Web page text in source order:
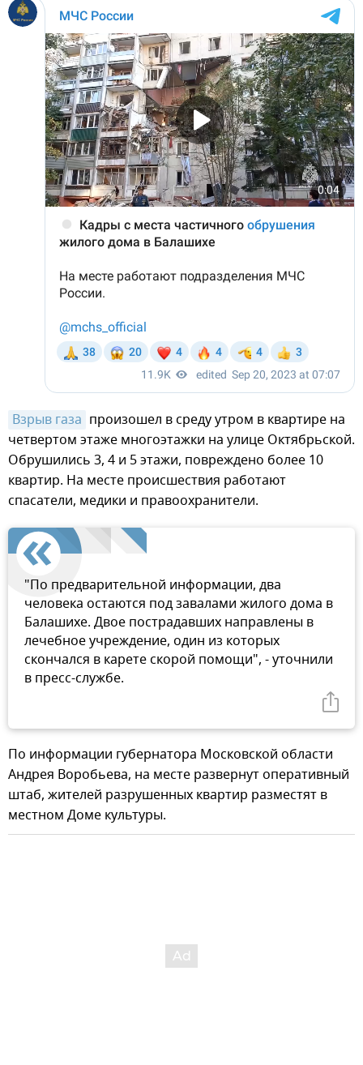
Взрыв газа произошел в среду утром в квартире на
четвертом этаже многоэтажки на улице Октябрьской.
Обрушились 3, 4 и 5 этажи, повреждено более 10
квартир. На месте происшествия работают
спасатели, медики и правоохранители.
"По предварительной информации, два
человека остаются под завалами жилого дома в
Балашихе. Двое пострадавших направлены в
лечебное учреждение, один из которых
скончался в карете скорой помощи", - уточнили
в пресс-службе.
По информации губернатора Московской области
Андрея Воробьева, на месте развернут оперативный
штаб, жителей разрушенных квартир разместят в
местном Доме культуры.